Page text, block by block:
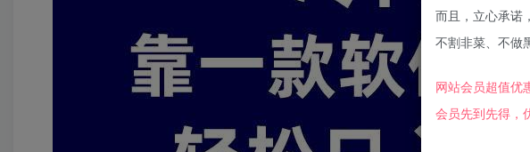
而且，立心承诺
不割非菜、不做
网站会员超值优
会员先到先得，